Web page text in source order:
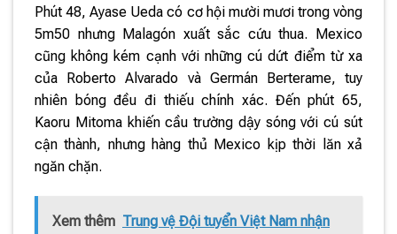
Phút 48, Ayase Ueda có cơ hội mười mươi trong vòng
5m50 nhưng Malagón xuất sắc cứu thua. Mexico
cũng không kém cạnh với những cú dứt điểm từ xa
của Roberto Alvarado và Germán Berterame, tuy
nhiên bóng đều đi thiếu chính xác. Đến phút 65,
Kaoru Mitoma khiến cầu trường dậy sóng với cú sút
cận thành, nhưng hàng thủ Mexico kịp thời lăn xả
ngăn chặn.
Xem thêm Trung vệ Đội tuyển Việt Nam nhận